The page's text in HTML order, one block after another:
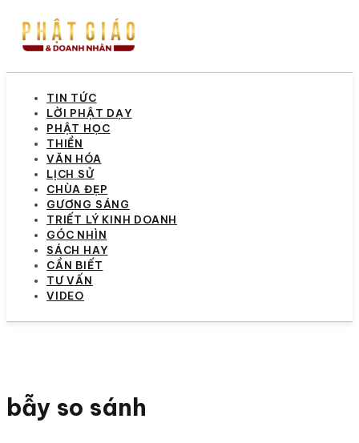
TIN TỨC
LỜI PHẬT DẠY
PHẬT HỌC
THIỀN
VĂN HÓA
LỊCH SỬ
CHÙA ĐẸP
GƯƠNG SÁNG
TRIẾT LÝ KINH DOANH
GÓC NHÌN
SÁCH HAY
CẦN BIẾT
TƯ VẤN
VIDEO
bẫy so sánh